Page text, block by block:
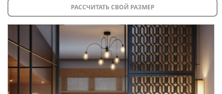
удаленности объекта.
• В регионы отправка осуществляется через транспортные
компании, стоимость зависит от расстояния и объема
груза.
Оставьте заявку прямо сейчас, чтобы наш менеджер
связался с вами, рассчитал стоимость доставки и
монтажа, а также ответил на все ваши вопросы!
РАССЧИТАТЬ СВОЙ РАЗМЕР